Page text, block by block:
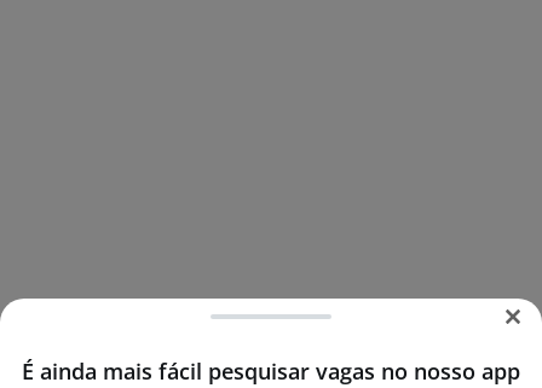
É ainda mais fácil pesquisar vagas no nosso app